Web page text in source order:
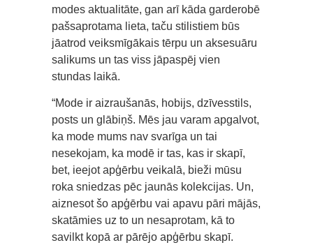
modes aktualitāte, gan arī kāda garderobē
pašsaprotama lieta, taču stilistiem būs
jāatrod veiksmīgākais tērpu un aksesuāru
salikums un tas viss jāpaspēj vien
stundas laikā.
“Mode ir aizraušanās, hobijs, dzīvesstils,
posts un glābiņš. Mēs jau varam apgalvot,
ka mode mums nav svarīga un tai
nesekojam, ka modē ir tas, kas ir skapī,
bet, ieejot apģērbu veikalā, bieži mūsu
roka sniedzas pēc jaunās kolekcijas. Un,
aiznesot šo apģērbu vai apavu pāri mājās,
skatāmies uz to un nesaprotam, kā to
savilkt kopā ar pārējo apģērbu skapī.